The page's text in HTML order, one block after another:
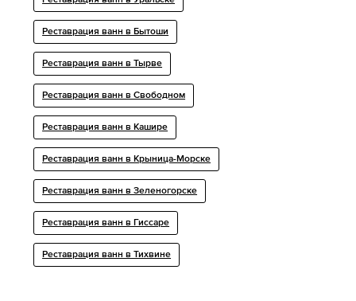
Реставрация ванн в Бытоши
Реставрация ванн в Тырве
Реставрация ванн в Свободном
Реставрация ванн в Кашире
Реставрация ванн в Крыница-Морске
Реставрация ванн в Зеленогорске
Реставрация ванн в Гиссаре
Реставрация ванн в Тихвине